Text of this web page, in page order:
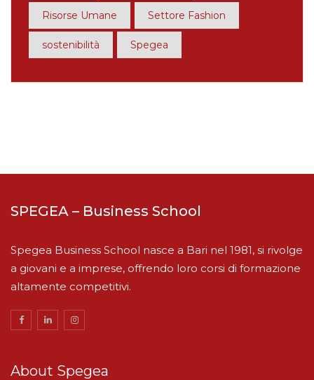
Risorse Umane Settore Fashion
sostenibilità Spegea
SPEGEA – Business School
Spegea Business School nasce a Bari nel 1981, si rivolge
a giovani e a imprese, offrendo loro corsi di formazione
altamente competitivi.
About Spegea